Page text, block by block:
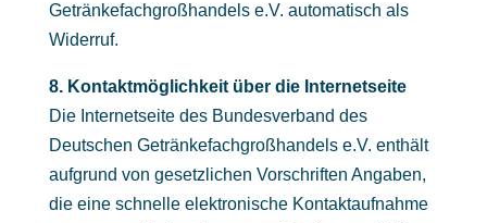
Getränkefachgroßhandels e.V. automatisch als
Widerruf.
8. Kontaktmöglichkeit über die Internetseite
Die Internetseite des Bundesverband des
Deutschen Getränkefachgroßhandels e.V. enthält
aufgrund von gesetzlichen Vorschriften Angaben,
die eine schnelle elektronische Kontaktaufnahme